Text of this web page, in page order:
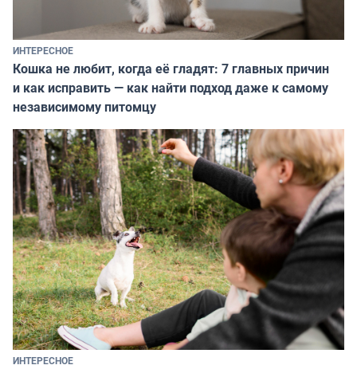
ИНТЕРЕСНОЕ
Кошка не любит, когда её гладят: 7 главных причин
и как исправить — как найти подход даже к самому
независимому питомцу
ИНТЕРЕСНОЕ